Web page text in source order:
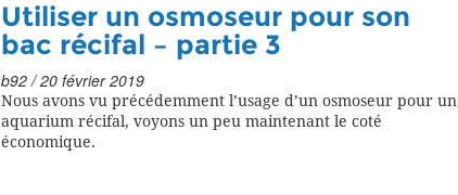
Utiliser un osmoseur pour son
bac récifal – partie 3
b92 / 20 février 2019
Nous avons vu précédemment l’usage d’un osmoseur pour un
aquarium récifal, voyons un peu maintenant le coté
économique.